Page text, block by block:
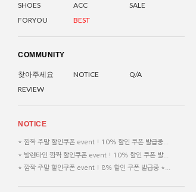
SHOES
ACC
SALE
FORYOU
BEST
COMMUNITY
찾아주세요 NOTICE
Q/A
REVIEW
NOTICE
* 깜짝 주말 할인쿠폰 event ! 10% 할인 쿠폰 발급중...
* 발렌타인 깜짝 할인쿠폰 event ! 10% 할인 쿠폰 발...
* 깜짝 주말 할인쿠폰 event ! 8% 할인 쿠폰 발급중 *...